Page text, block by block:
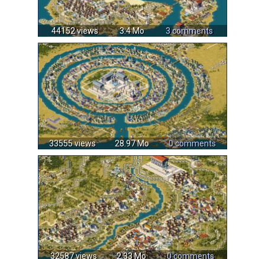
44152 views 3.4 Mo 3 comments
33555 views 28.97 Mo 0 comments
32587 views 2.33 Mo 0 comments